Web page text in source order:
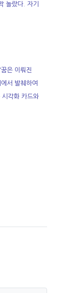
놀랐다. 자기
은 이뤄진
서 발췌하여
각화 카드와